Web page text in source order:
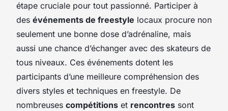
étape cruciale pour tout passionné. Participer à
des événements de freestyle locaux procure non
seulement une bonne dose d’adrénaline, mais
aussi une chance d’échanger avec des skateurs de
tous niveaux. Ces événements dotent les
participants d’une meilleure compréhension des
divers styles et techniques en freestyle. De
nombreuses compétitions et rencontres sont